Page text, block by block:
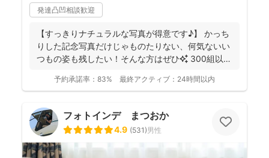
発達凸凹相談歓迎
【すっきりナチュラルな写真が得意です♪】 かっち
りした記念写真だけじゃものたりない、何気ないい
つもの姿も残したい！そんな方はぜひ✨️ 300組以上
予約承諾率： 83% 最終アクティブ： 24時間以内
フォトインデ まつおか
4.9 (531)男性